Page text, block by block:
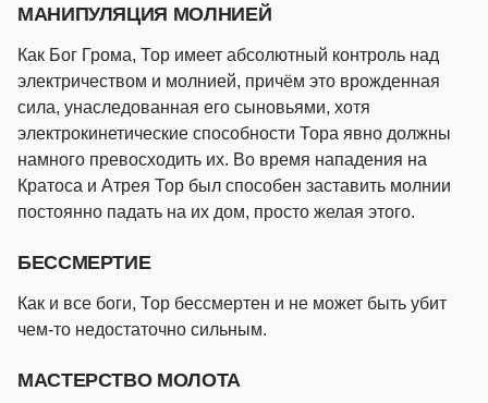
МАНИПУЛЯЦИЯ МОЛНИЕЙ
Как Бог Грома, Тор имеет абсолютный контроль над
электричеством и молнией, причём это врожденная
сила, унаследованная его сыновьями, хотя
электрокинетические способности Тора явно должны
намного превосходить их. Во время нападения на
Кратоса и Атрея Тор был способен заставить молнии
постоянно падать на их дом, просто желая этого.
БЕССМЕРТИЕ
Как и все боги, Тор бессмертен и не может быть убит
чем-то недостаточно сильным.
МАСТЕРСТВО МОЛОТА